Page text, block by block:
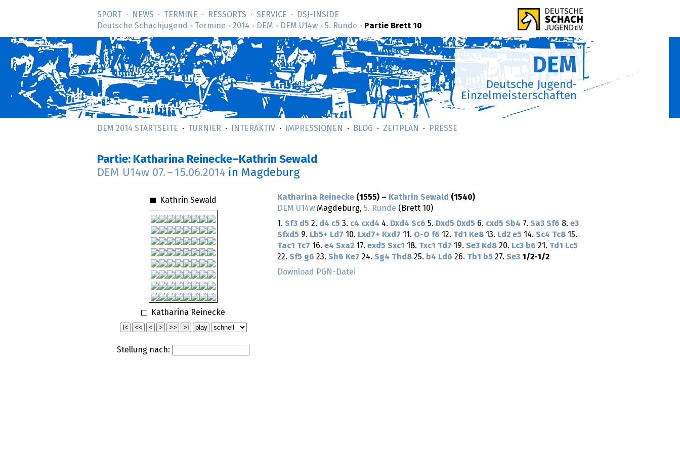
SPORT NEWS TERMINE RESSORTS SERVICE
DSJ-­INSIDE
Deutsche Schachjugend
> Termine > 2014 > DEM > DEM U14w > 5. Runde > Partie Brett 10
DEM
Deutsche Jugend-
Einzelmeisterschaften
DEM 2014 STARTSEITE TURNIER INTERAKTIV IMPRESSIONEN BLOG ZEITPLAN PRESSE
Partie: Katharina Reinecke–Kathrin Sewald
DEM U14w 07. – 15.06.2014 in Magdeburg
Kathrin Sewald
Katharina Reinecke
Stellung nach:
Katharina Reinecke (1555) – Kathrin Sewald (1540)
DEM U14w Magdeburg, 5. Runde (Brett 10)
1. Sf3 d5 2. d4 c5 3. c4 cxd4 4. Dxd4 Sc6 5. Dxd5 Dxd5 6. cxd5 Sb4 7. Sa3 Sf6 8. e3
Sfxd5 9. Lb5+ Ld7 10. Lxd7+ Kxd7 11. O-O f6 12. Td1 Ke8 13. Ld2 e5 14. Sc4 Tc8 15.
Tac1 Tc7 16. e4 Sxa2 17. exd5 Sxc1 18. Txc1 Td7 19. Se3 Kd8 20. Lc3 b6 21. Td1
Lc5
22. Sf5 g6 23. Sh6 Ke7 24. Sg4 Thd8 25. b4 Ld6 26. Tb1 b5 27. Se3 1/2-1/2
Download PGN-Datei